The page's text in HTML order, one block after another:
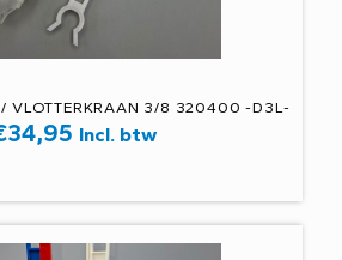
/ VLOTTERKRAAN 3/8 320400 -D3L-
34,95 Incl. btw